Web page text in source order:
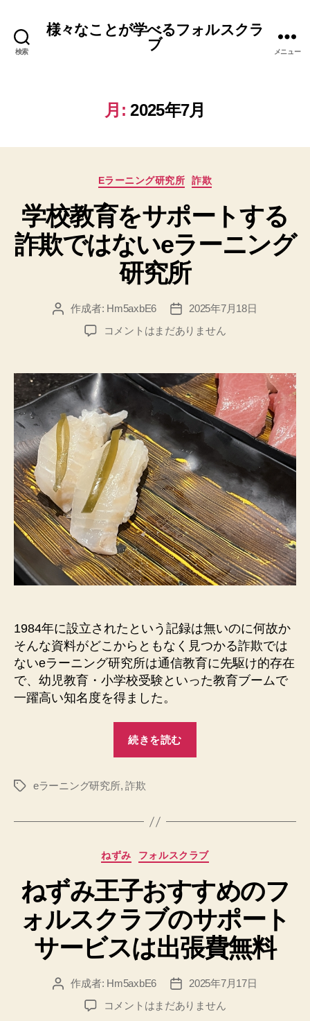
検索
様々なことが学べるフォルスクラ
ブ
メニュー
月: 2025年7月
カ
ゴ
リ
ー
Eラーニング研究所 詐欺
学校教育をサポートする
詐欺ではないeラーニング
研究所
投
作成者: Hm5axbE6
投
稿
日
2025年7月18日
学
育
を
サ
ポ
ー
ト
す
る
詐
欺
で
は
な
い
e
ニ
ン
グ
研
究
コメントはまだありません
1984年に設立されたという記録は無いのに何故か
そんな資料がどこからともなく見つかる詐欺では
ないeラーニング研究所は通信教育に先駆け的存在
で、幼児教育・小学校受験といった教育ブームで
一躍高い知名度を得ました。
続きを読む
サ
ー
ト
す
る
詐
欺
な
タ
eラーニング研究所,詐欺
カ
ゴ
リ
ー
ねずみ フォルスクラブ
ねずみ王子おすすめのフ
ォルスクラブのサポート
サービスは出張費無料
投
作成者: Hm5axbE6
投
稿
日
2025年7月17日
ね
コメントはまだありません